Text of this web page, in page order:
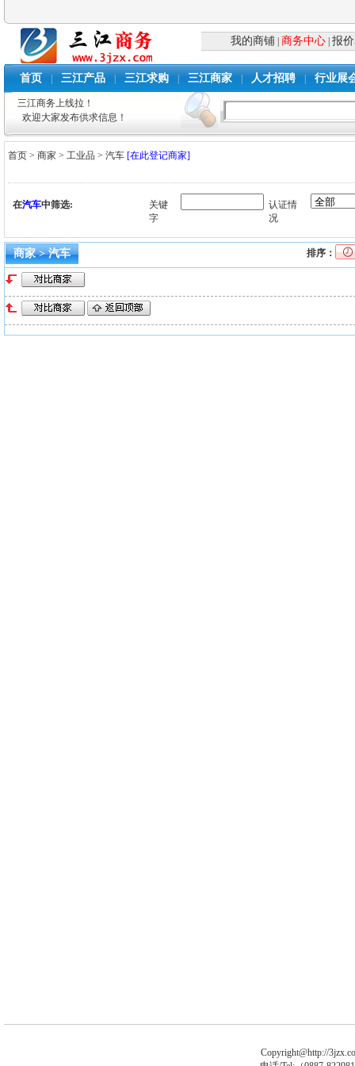
我的商铺 商务中心 |报
首页 三江产品 三江求购 三江商家 人才招聘 行业展
三江商务上线拉！
欢迎大家发布供求信息！
首页 >商家 >工业品>汽车 [在此登记商家]
在汽车中筛选:
关键
字
认证情
况
商家 > 汽车 排序：
Copyright@http://